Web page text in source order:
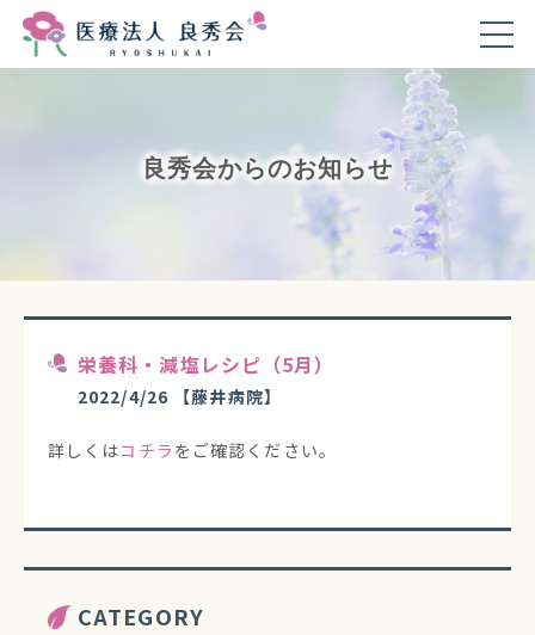
良秀会からのお知らせ
栄養科・減塩レシピ（5月）
2022/4/26 【藤井病院】
詳しくはコチラ をご確認ください。
CATEGORY